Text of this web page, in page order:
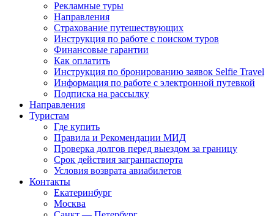
Рекламные туры
Направления
Страхование путешествующих
Инструкция по работе с поиском туров
Финансовые гарантии
Как оплатить
Инструкция по бронированию заявок Selfie Travel
Информация по работе с электронной путевкой
Подписка на рассылку
Направления
Туристам
Где купить
Правила и Рекомендации МИД
Проверка долгов перед выездом за границу
Срок действия загранпаспорта
Условия возврата авиабилетов
Контакты
Екатеринбург
Москва